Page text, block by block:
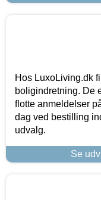
Hos LuxoLiving.dk
boligindretning. De
flotte anmeldelser
dag ved bestilling
udvalg.
Se